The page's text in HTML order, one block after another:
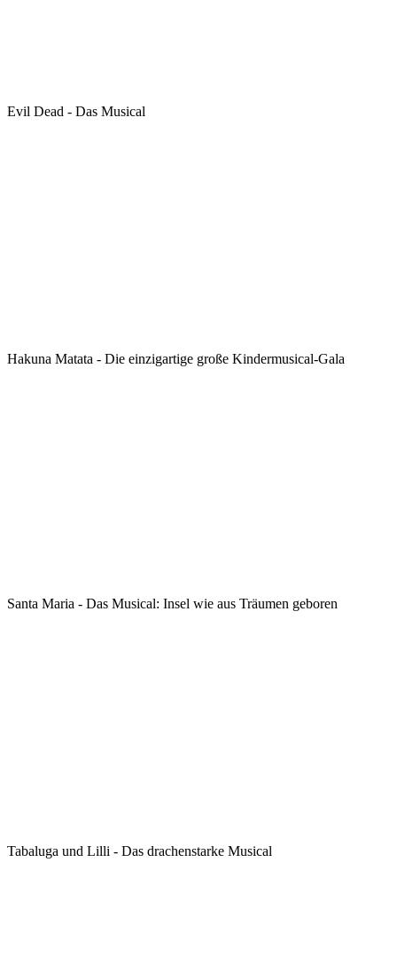
Evil Dead - Das Musical
Hakuna Matata - Die einzigartige große Kindermusical-Gala
Santa Maria - Das Musical: Insel wie aus Träumen geboren
Tabaluga und Lilli - Das drachenstarke Musical